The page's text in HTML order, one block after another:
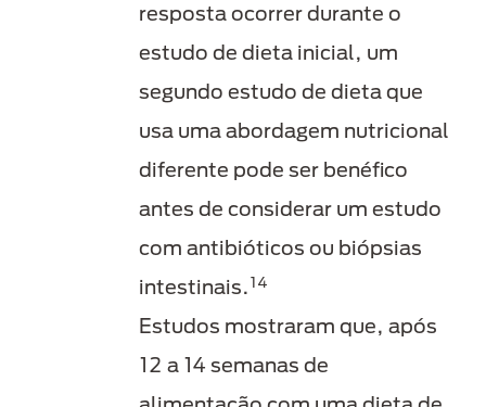
resposta ocorrer durante o
estudo de dieta inicial, um
segundo estudo de dieta que
usa uma abordagem nutricional
diferente pode ser benéfico
antes de considerar um estudo
com antibióticos ou biópsias
intestinais.14
Estudos mostraram que, após
12 a 14 semanas de